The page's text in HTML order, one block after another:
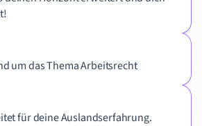
um das Thema Arbeitsrecht
für deine Auslandserfahrung.